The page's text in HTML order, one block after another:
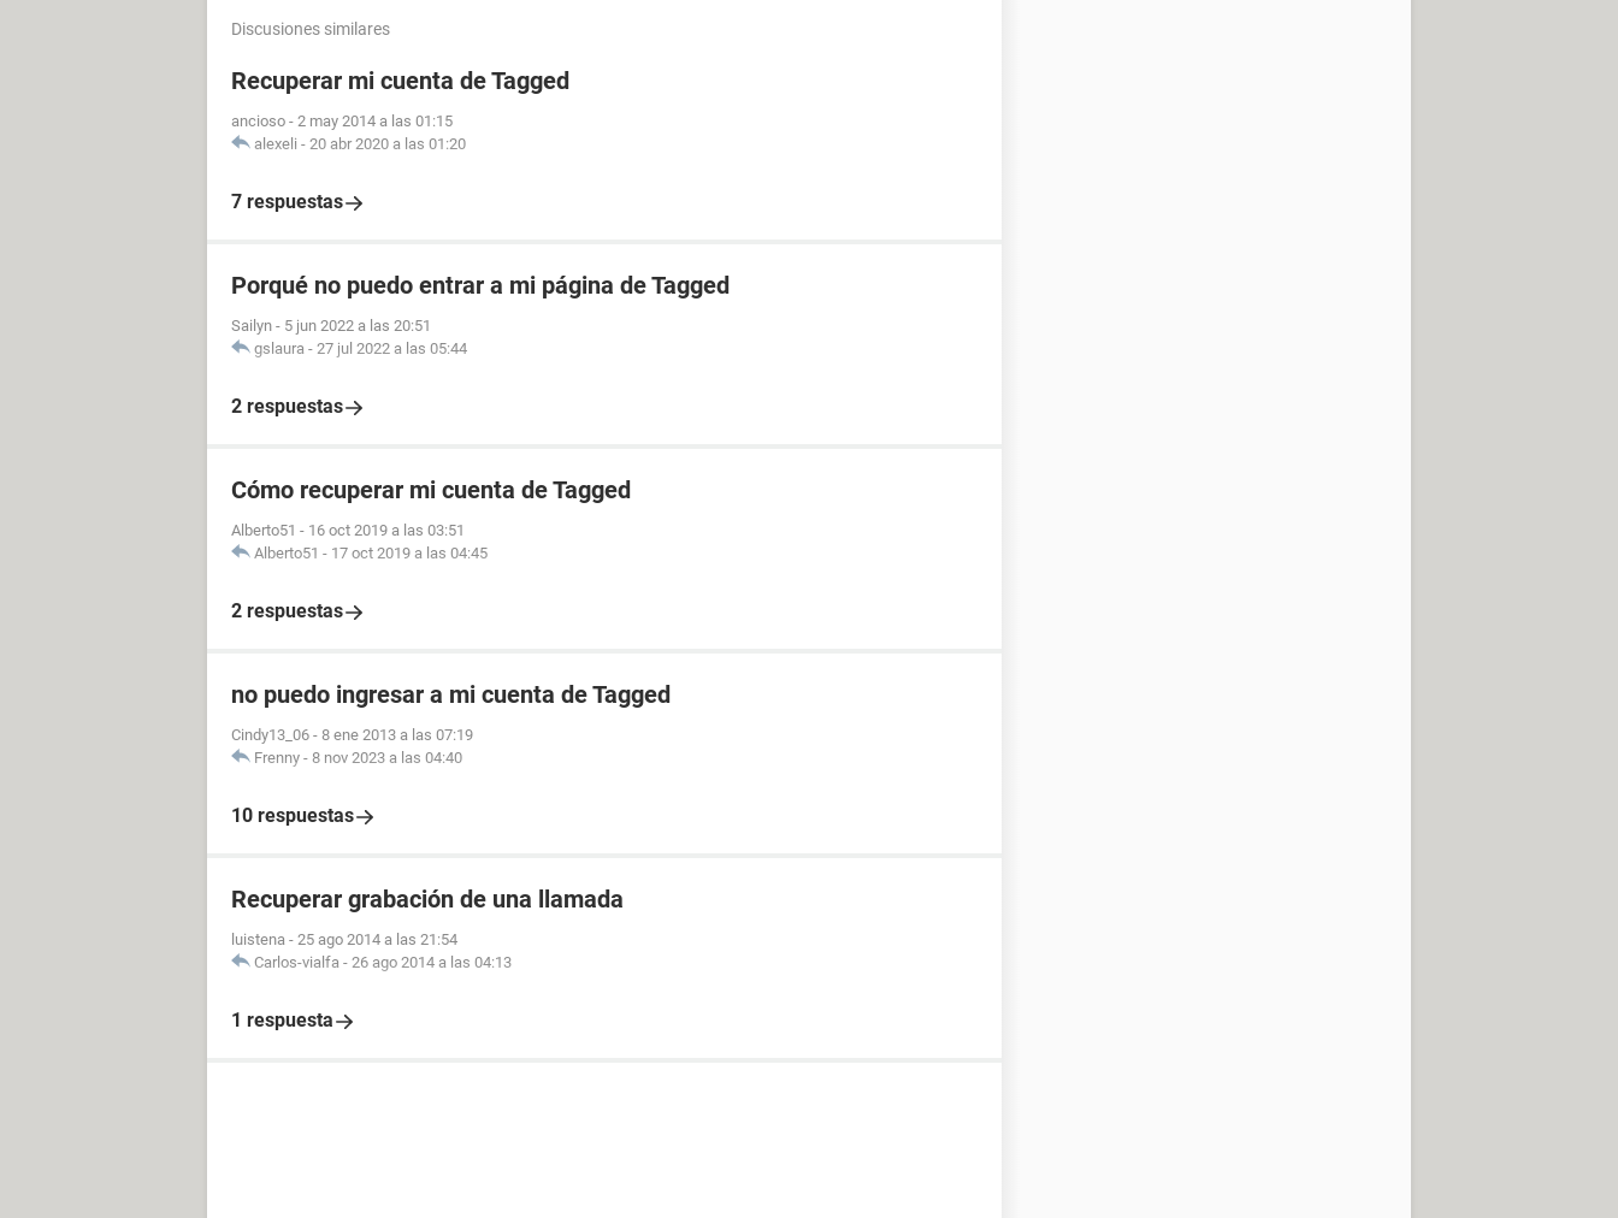
Discusiones similares
Recuperar mi cuenta de Tagged
ancioso - 2 may 2014 a las 01:15
alexeli - 20 abr 2020 a las 01:20
7 respuestas
Porqué no puedo entrar a mi página de Tagged
Sailyn - 5 jun 2022 a las 20:51
gslaura - 27 jul 2022 a las 05:44
2 respuestas
Cómo recuperar mi cuenta de Tagged
Alberto51 - 16 oct 2019 a las 03:51
Alberto51 - 17 oct 2019 a las 04:45
2 respuestas
no puedo ingresar a mi cuenta de Tagged
Cindy13_06 - 8 ene 2013 a las 07:19
Frenny - 8 nov 2023 a las 04:40
10 respuestas
Recuperar grabación de una llamada
luistena - 25 ago 2014 a las 21:54
Carlos-vialfa - 26 ago 2014 a las 04:13
1 respuesta